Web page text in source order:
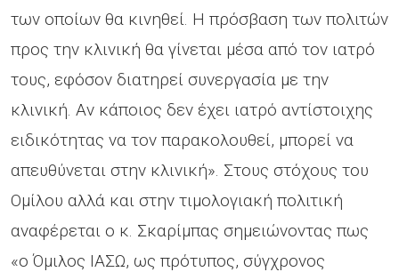
των οποίων θα κινηθεί. Η πρόσβαση των πολιτών
προς την κλινική θα γίνεται μέσα από τον ιατρό
τους, εφόσον διατηρεί συνεργασία με την
κλινική. Αν κάποιος δεν έχει ιατρό αντίστοιχης
ειδικότητας να τον παρακολουθεί, μπορεί να
απευθύνεται στην κλινική». Στους στόχους του
Ομίλου αλλά και στην τιμολογιακή πολιτική
αναφέρεται ο κ. Σκαρίμπας σημειώνοντας πως
«ο Όμιλος ΙΑΣΩ, ως πρότυπος, σύγχρονος